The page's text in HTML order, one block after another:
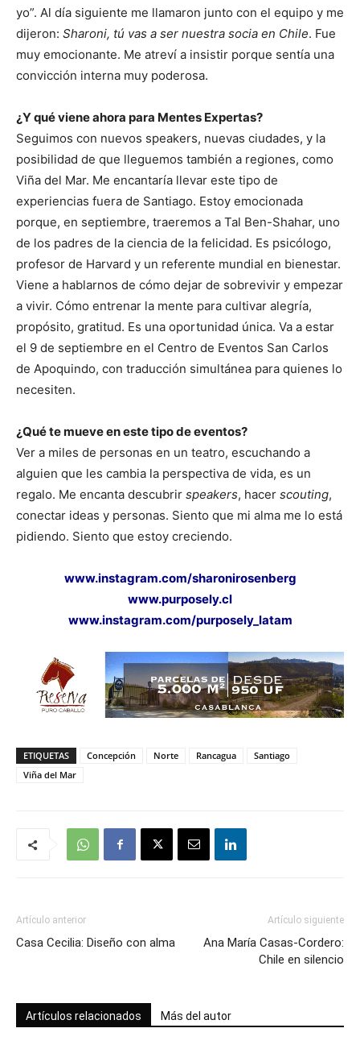
yo”. Al día siguiente me llamaron junto con el equipo y me
dijeron: Sharoni, tú vas a ser nuestra socia en Chile. Fue
muy emocionante. Me atreví a insistir porque sentía una
convicción interna muy poderosa.
¿Y qué viene ahora para Mentes Expertas?
Seguimos con nuevos speakers, nuevas ciudades, y la
posibilidad de que lleguemos también a regiones, como
Viña del Mar. Me encantaría llevar este tipo de
experiencias fuera de Santiago. Estoy emocionada
porque, en septiembre, traeremos a Tal Ben-Shahar, uno
de los padres de la ciencia de la felicidad. Es psicólogo,
profesor de Harvard y un referente mundial en bienestar.
Viene a hablarnos de cómo dejar de sobrevivir y empezar
a vivir. Cómo entrenar la mente para cultivar alegría,
propósito, gratitud. Es una oportunidad única. Va a estar
el 9 de septiembre en el Centro de Eventos San Carlos
de Apoquindo, con traducción simultánea para quienes lo
necesiten.
¿Qué te mueve en este tipo de eventos?
Ver a miles de personas en un teatro, escuchando a
alguien que les cambia la perspectiva de vida, es un
regalo. Me encanta descubrir speakers, hacer scouting,
conectar ideas y personas. Siento que mi alma me lo está
pidiendo. Siento que estoy creciendo.
www.instagram.com/sharonirosenberg
www.purposely.cl
www.instagram.com/purposely_latam
ETIQUETAS Concepción Norte Rancagua
Santiago
Viña del Mar
Artículo anterior
Casa Cecilia: Diseño con alma
Artículo siguiente
Ana María Casas-Cordero:
Chile en silencio
Artículos relacionados Más del autor